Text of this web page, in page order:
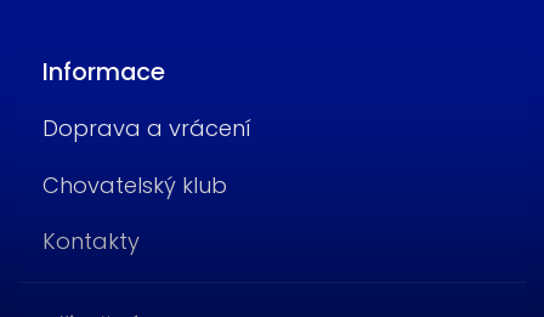
Informace
Doprava a vrácení
Chovatelský klub
Kontakty